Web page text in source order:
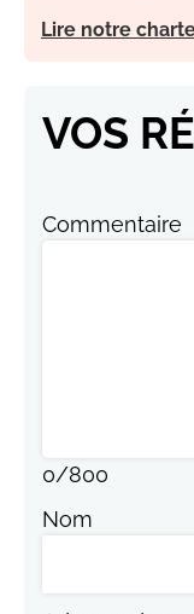
Lire notre
VOS
Commentaire
0/800
Nom